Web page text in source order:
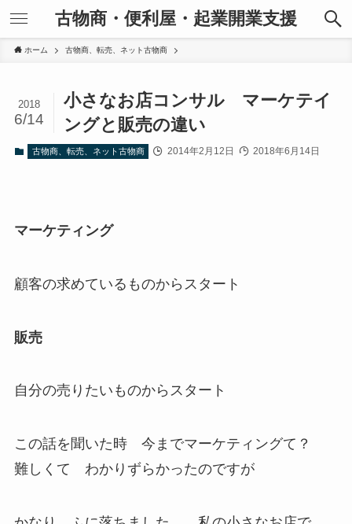
古物商・便利屋・起業開業支援
ホーム 古物商、転売、ネット古物商
小さなお店コンサル マーケテイ
ングと販売の違い
2018
6/14
古物商、転売、ネット古物商 2014年2月12日 2018年6月14日
マーケティング
顧客の求めているものからスタート
販売
自分の売りたいものからスタート
この話を聞いた時 今までマーケティングて？
難しくて わかりずらかったのですが